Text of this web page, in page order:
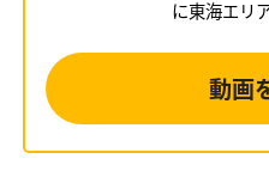
に東海エリ
動画